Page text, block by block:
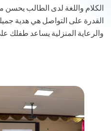
الكلام واللغة لدى الطالب
القدرة على التواصل هي هدية
والرعاية المنزلية يساعد طفلك